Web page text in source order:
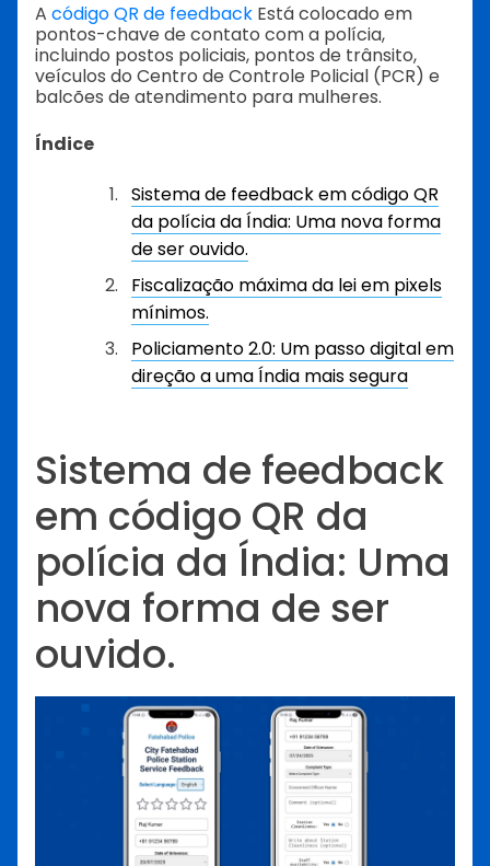
A código QR de feedback Está colocado em
pontos-chave de contato com a polícia,
incluindo postos policiais, pontos de trânsito,
veículos do Centro de Controle Policial (PCR) e
balcões de atendimento para mulheres.
Índice
Sistema de feedback em código QR
da polícia da Índia: Uma nova forma
de ser ouvido.
Fiscalização máxima da lei em pixels
mínimos.
Policiamento 2.0: Um passo digital em
direção a uma Índia mais segura
Sistema de feedback
em código QR da
polícia da Índia: Uma
nova forma de ser
ouvido.